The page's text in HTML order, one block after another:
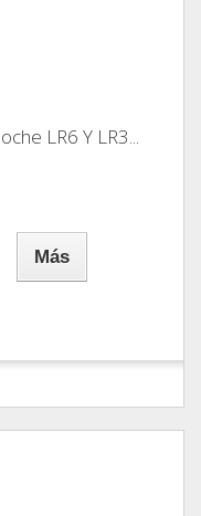
LR6 Y LR3...
Más